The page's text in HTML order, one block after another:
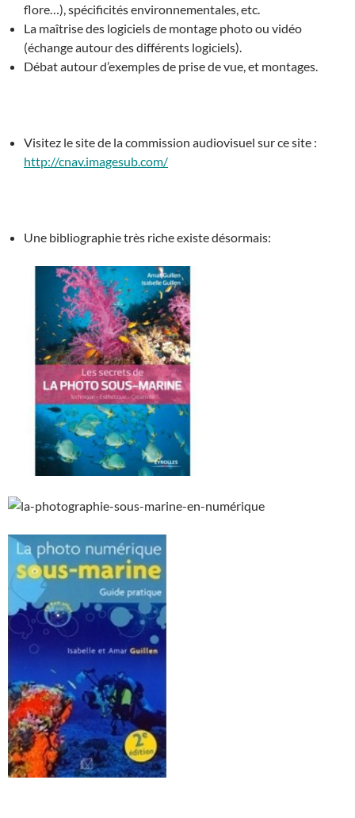
flore…), spécificités environnementales, etc.
La maîtrise des logiciels de montage photo ou vidéo
(échange autour des différents logiciels).
Débat autour d’exemples de prise de vue, et montages.
Visitez le site de la commission audiovisuel sur ce site :
http://cnav.imagesub.com/
Une bibliographie très riche existe désormais: